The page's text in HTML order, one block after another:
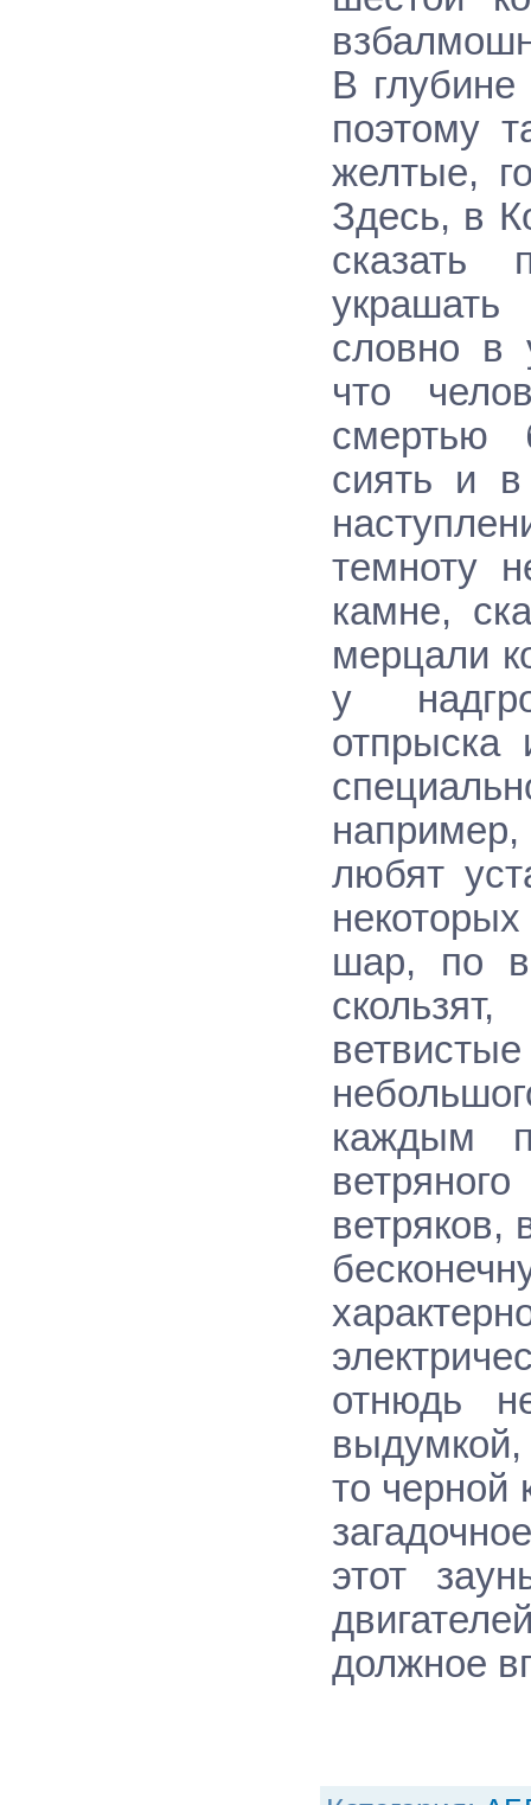
В
поэтому
желтые,
Здесь, в
сказать
украшать
словно в
что
смертью
сиять и
темноту
камне,
мерцали
у
отпрыска
любят
шар, по
каждым
ветряков,
отнюдь
то черной
этот
должное